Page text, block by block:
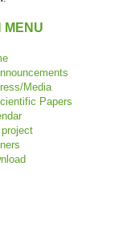
MENU
Media
Papers